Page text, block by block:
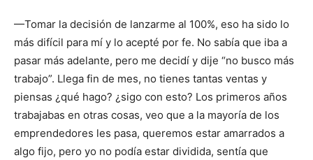
—Tomar la decisión de lanzarme al 100%, eso ha sido lo
más difícil para mí y lo acepté por fe. No sabía que iba a
pasar más adelante, pero me decidí y dije “no busco más
trabajo”. Llega fin de mes, no tienes tantas ventas y
piensas ¿qué hago? ¿sigo con esto? Los primeros años
trabajabas en otras cosas, veo que a la mayoría de los
emprendedores les pasa, queremos estar amarrados a
algo fijo, pero yo no podía estar dividida, sentía que